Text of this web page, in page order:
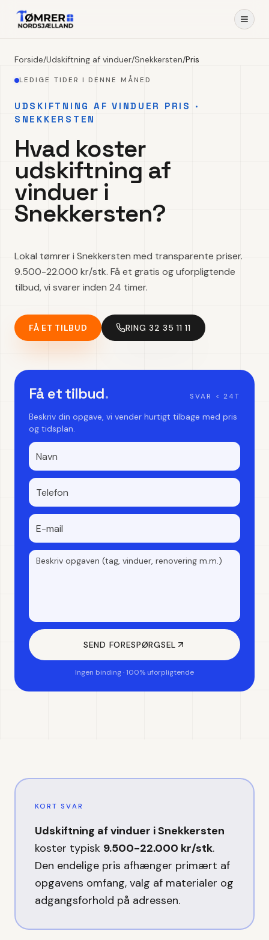
Forside/Udskiftning af vinduer/Snekkersten/Pris
LEDIGE TIDER I DENNE MÅNED
UDSKIFTNING AF VINDUER PRIS ·
SNEKKERSTEN
Hvad koster
udskiftning af
vinduer i
Snekkersten?
Lokal tømrer i Snekkersten med transparente priser.
9.500-22.000 kr/stk. Få et gratis og uforpligtende
tilbud, vi svarer inden 24 timer.
FÅ ET TILBUD RING 32 35 11 11
Få et tilbud. SVAR < 24T
Beskriv din opgave, vi vender hurtigt tilbage med pris
og tidsplan.
SEND FORESPØRGSEL
Ingen binding · 100% uforpligtende
KORT SVAR
Udskiftning af vinduer iSnekkersten
koster typisk 9.500-22.000 kr/stk.
Den endelige pris afhænger primært af
opgavens omfang, valg af materialer og
adgangsforhold på adressen.